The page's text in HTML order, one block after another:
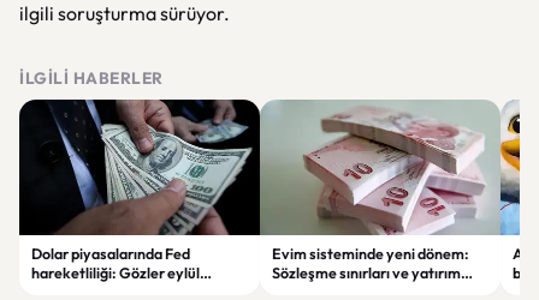
ilgili soruşturma sürüyor.
İLGILI HABERLER
Dolar piyasalarında Fed
hareketliliği: Gözler eylül
Evim sisteminde yeni dönem:
Sözleşme sınırları ve yatırım